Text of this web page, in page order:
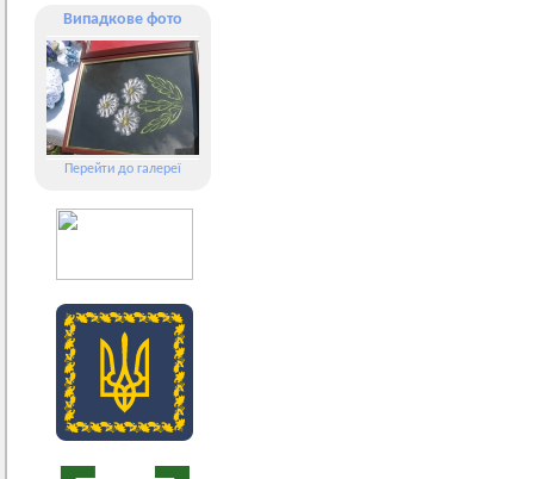
Випадкове фото
Перейти до галереї